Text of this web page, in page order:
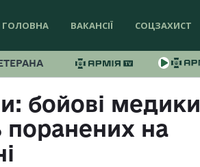
ГОЛОВНА ВАКАНСІЇ СОЦЗАХИСТ
бойові медики
поранених на